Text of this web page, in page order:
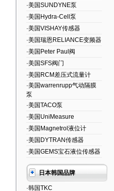
·美国SUNDYNE泵
·美国Hydra-Cell泵
·美国VISHAY传感器
·美国瑞恩RELIANCE变频器
·美国Peter Paul阀
·美国SFS阀门
·美国RCM差压式流量计
·美国warrenrupp气动隔膜
泵
·美国TACO泵
·美国UniMeasure
·美国Magnetrol液位计
·美国DYTRAN传感器
·美国GEMS宝石液位传感器
日本韩国品牌
·韩国TKC